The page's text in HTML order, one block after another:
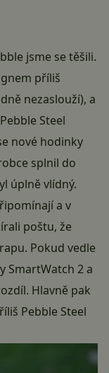
jsme se těšili.
příliš
nezaslouží), a
Steel
nové hodinky
splnil do
úplně vlídný.
a v
poštu, že
Pokud vedle
SmartWatch 2 a
Hlavně pak
Pebble Steel